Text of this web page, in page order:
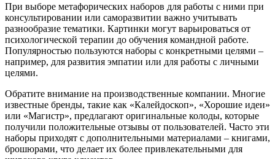
При выборе метафорических наборов для работы с ними при
консультировании или саморазвитии важно учитывать
разнообразие тематики. Картинки могут варьироваться от
психологической терапии до обучения командной работе.
Популярностью пользуются наборы с конкретными целями –
например, для развития эмпатии или для работы с личными
целями.
Обратите внимание на производственные компании. Многие
известные бренды, такие как «Калейдоскоп», «Хорошие идеи»
или «Магистр», предлагают оригинальные колоды, которые
получили положительные отзывы от пользователей. Часто эти
наборы приходят с дополнительными материалами – книгами,
брошюрами, что делает их более привлекательными для